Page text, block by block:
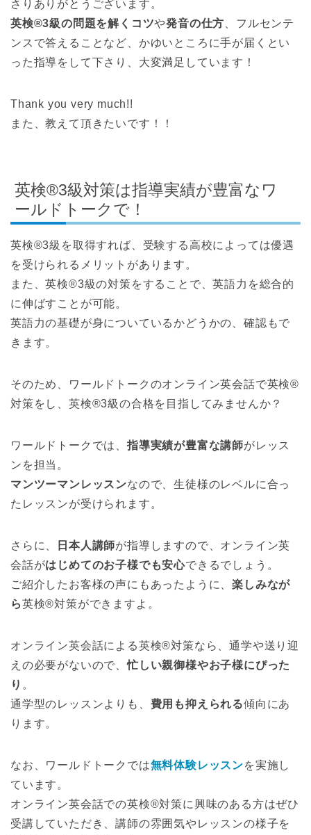
さりありがとうございます。
英検®3級の問題を解くコツや発音の仕方 、フルセンテ
ンスで答えることなど、かゆいところに手が届くとい
った指導をして下さり、大変満足しています！
Thank you very much!!
また、教えて頂きたいです！！
英検®3級対策は指導実績が豊富なワ
ールドトークで！
英検®3級を取得すれば、受験する高校によっては優遇
を受けられるメリットがあります。
また、英検®3級の対策をすることで、英語力を総合的
に伸ばすことが可能。
英語力の基礎が身についているかどうかの、確認もで
きます。
そのため、ワールドトークのオンライン英会話で英検®
対策をし、英検®3級の合格を目指してみませんか？
ワールドトークでは、 指導実績が豊富な講師がレッス
ンを担当。
マンツーマンレッスンなので、生徒様のレベルに合っ
たレッスンが受けられます。
さらに、 日本人講師が指導しますので、オンライン英
会話がはじめてのお子様でも安心できるでしょう。
ご紹介したお客様の声にもあったように、楽しみなが
ら英検®対策ができますよ。
オンライン英会話による英検®対策なら、通学や送り迎
えの必要がないので、忙しい親御様やお子様にぴった
り 。
通学型のレッスンよりも、 費用も抑えられる傾向にあ
ります。
なお、ワールドトークでは無料体験レッスンを実施し
ています。
オンライン英会話での英検®対策に興味のある方はぜひ
受講していただき、講師の雰囲気やレッスンの様子を